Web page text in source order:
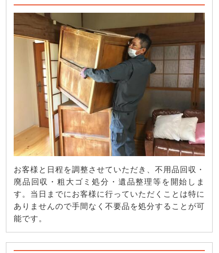
お客様と日程を調整させていただき、不用品回収・
廃品回収・粗大ゴミ処分・遺品整理等を開始しま
す。当日までにお客様に行っていただくことは特に
ありませんので手間なく不要品を処分することが可
能です。